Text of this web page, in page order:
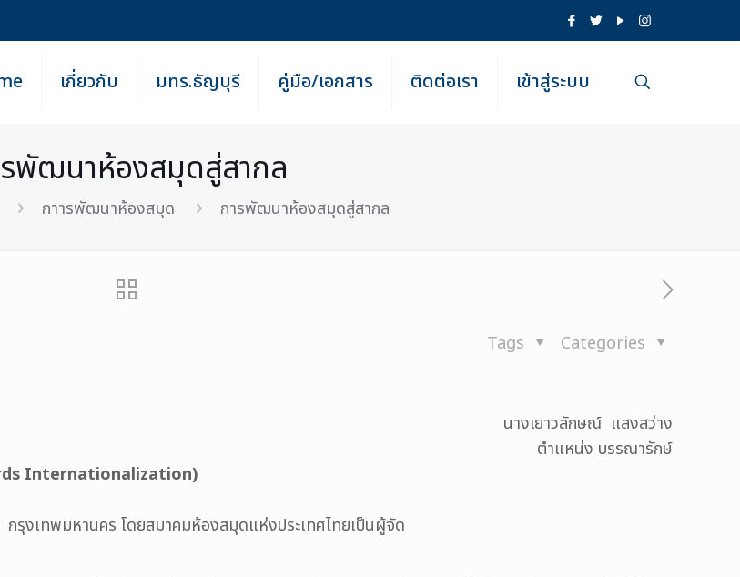
เกี่ยวกับ มทร.ธัญบุรี คู่มือ/เอกสาร ติดต่อเรา เข้าสู่ระบบ
พัฒนาห้องสมุดสู่สากล
กาารพัฒนาห้องสมุด การพัฒนาห้องสมุดสู่สากล
Categories
Tags
นางเยาวลักษณ์ แสงสว่าง
ตำแหน่ง บรรณารักษ์
Internationalization)
เทพมหานคร โดยสมาคมห้องสมุดแห่งประเทศไทยเป็นผู้จัด